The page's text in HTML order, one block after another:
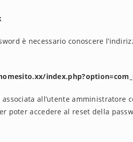
è necessario conoscere
all’utente amministratore
poter accedere al reset della